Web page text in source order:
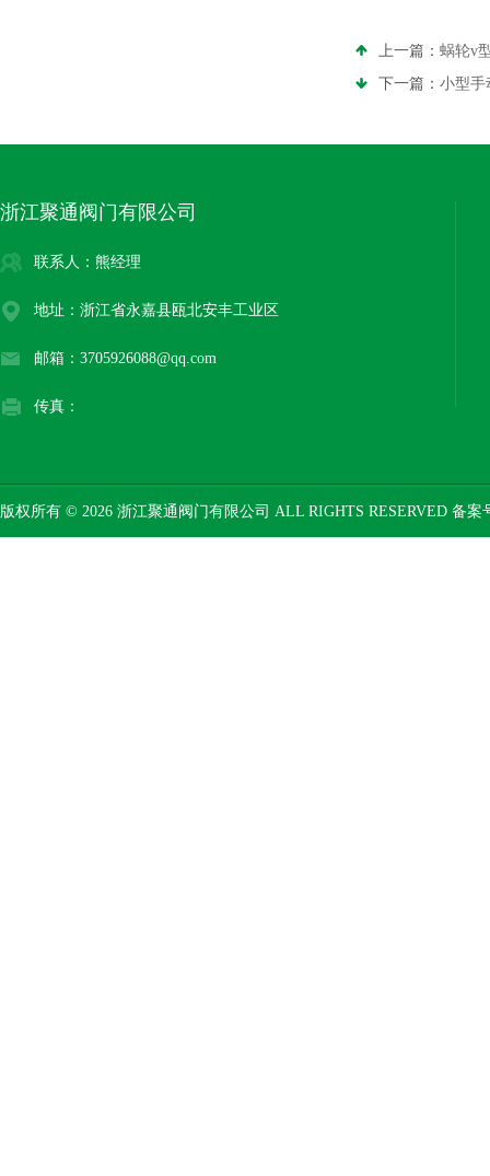
上一篇： 蜗轮v
下一篇： 小型手
浙江聚通阀门有限公司
联系人：熊经理
地址：浙江省永嘉县瓯北安丰工业区
邮箱：3705926088@qq.com
传真：
版权所有 © 2026 浙江聚通阀门有限公司 ALL RIGHTS RESERVED 备案